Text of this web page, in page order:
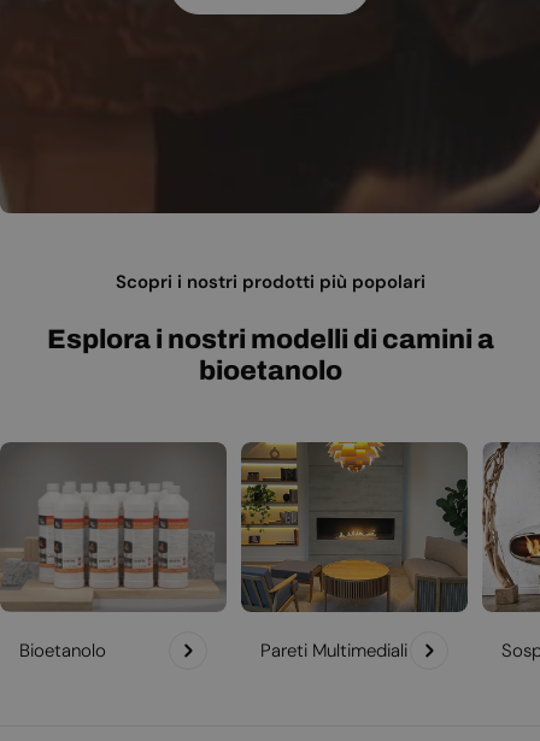
Scopri i nostri prodotti più popolari
Esplora i nostri modelli di camini a
bioetanolo
Bioetanolo Pareti Multimediali